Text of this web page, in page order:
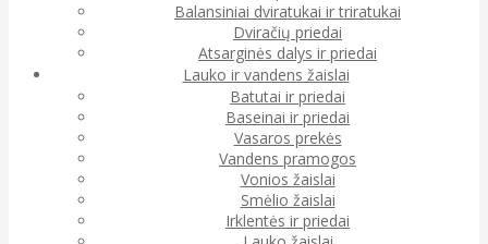
Balansiniai dviratukai ir triratukai
Dviračių priedai
Atsarginės dalys ir priedai
Lauko ir vandens žaislai
Batutai ir priedai
Baseinai ir priedai
Vasaros prekės
Vandens pramogos
Vonios žaislai
Smėlio žaislai
Irklentės ir priedai